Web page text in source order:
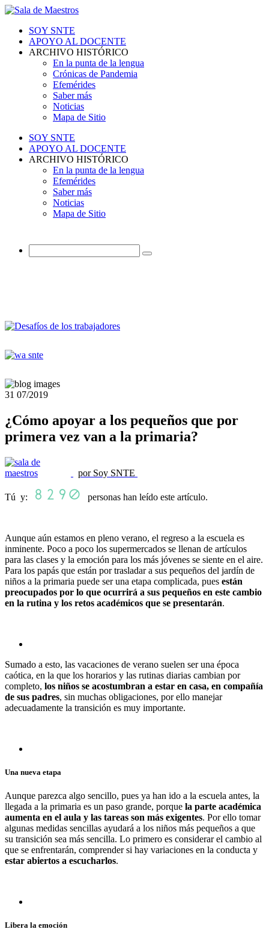
SOY SNTE
APOYO AL DOCENTE
ARCHIVO HISTÓRICO
En la punta de la lengua
Crónicas de Pandemia
Efemérides
Saber más
Noticias
Mapa de Sitio
SOY SNTE
APOYO AL DOCENTE
ARCHIVO HISTÓRICO
En la punta de la lengua
Efemérides
Saber más
Noticias
Mapa de Sitio
31 07/2019
¿Cómo apoyar a los pequeños que por
primera vez van a la primaria?
por Soy SNTE
Tú y: personas han leído este artículo.
Aunque aún estamos en pleno verano, el regreso a la escuela es
inminente. Poco a poco los supermercados se llenan de artículos
para las clases y la emoción para los más jóvenes se siente en el aire.
Para los papás que están por trasladar a sus pequeños del jardín de
niños a la primaria puede ser una etapa complicada, pues están
preocupados por lo que ocurrirá a sus pequeños en este cambio
en la rutina y los retos académicos que se presentarán.
Sumado a esto, las vacaciones de verano suelen ser una época
caótica, en la que los horarios y las rutinas diarias cambian por
completo, los niños se acostumbran a estar en casa, en compañía
de sus padres, sin muchas obligaciones, por ello manejar
adecuadamente la transición es muy importante.
Una nueva etapa
Aunque parezca algo sencillo, pues ya han ido a la escuela antes, la
llegada a la primaria es un paso grande, porque la parte académica
aumenta en el aula y las tareas son más exigentes. Por ello tomar
algunas medidas sencillas ayudará a los niños más pequeños a que
su transición sea más sencilla. Lo primero es considerar el cambio al
que se enfrentarán, comprender si hay variaciones en la conducta y
estar abiertos a escucharlos.
Libera la emoción